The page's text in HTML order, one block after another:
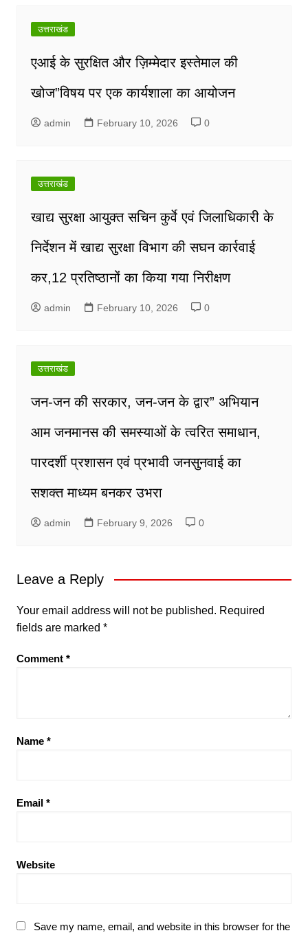
उत्तराखंड
एआई के सुरक्षित और ज़िम्मेदार इस्तेमाल की
खोज”विषय पर एक कार्यशाला का आयोजन
admin February 10, 2026 0
उत्तराखंड
खाद्य सुरक्षा आयुक्त सचिन कुर्वे एवं जिलाधिकारी के
निर्देशन में खाद्य सुरक्षा विभाग की सघन कार्रवाई
कर,12 प्रतिष्ठानों का किया गया निरीक्षण
admin February 10, 2026 0
उत्तराखंड
जन-जन की सरकार, जन-जन के द्वार” अभियान
आम जनमानस की समस्याओं के त्वरित समाधान,
पारदर्शी प्रशासन एवं प्रभावी जनसुनवाई का
सशक्त माध्यम बनकर उभरा
admin February 9, 2026 0
Leave a Reply
Your email address will not be published. Required
fields are marked *
Comment *
Name *
Email *
Website
Save my name, email, and website in this browser for the